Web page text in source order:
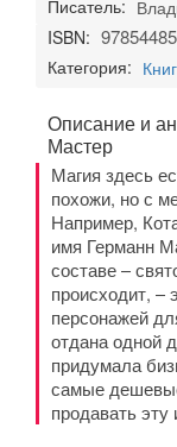
Писатель:
ISBN:
Категория:
Описание и
Мастер
Магия здесь
похожи, но с
Например,
имя Германн
составе –
происходит, –
персонажей
отдана одной
придумала
самые
продавать